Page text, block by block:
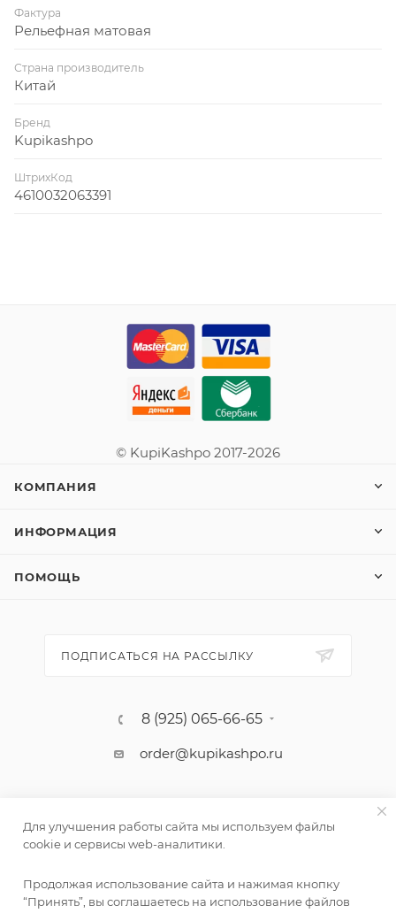
Фактура
Рельефная матовая
Страна производитель
Китай
Бренд
Kupikashpo
ШтрихКод
4610032063391
© KupiKashpo 2017-2026
КОМПАНИЯ
ИНФОРМАЦИЯ
ПОМОЩЬ
ПОДПИСАТЬСЯ НА РАССЫЛКУ
8 (925) 065-66-65
order@kupikashpo.ru
Для улучшения работы сайта мы используем файлы
cookie и сервисы web-аналитики.
Продолжая использование сайта и нажимая кнопку
“Принять”, вы соглашаетесь на использование файлов